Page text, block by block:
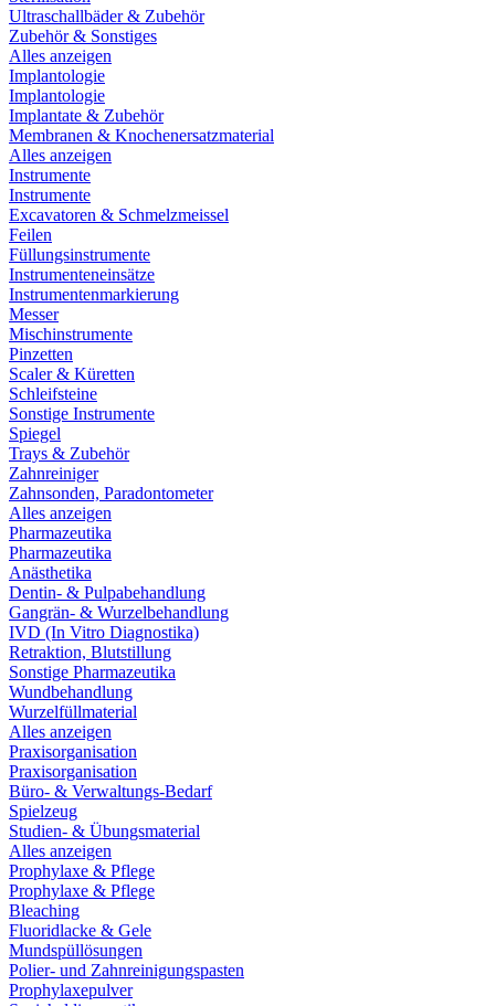
Ultraschallbäder & Zubehör
Zubehör & Sonstiges
Alles anzeigen
Implantologie
Implantologie
Implantate & Zubehör
Membranen & Knochenersatzmaterial
Alles anzeigen
Instrumente
Instrumente
Excavatoren & Schmelzmeissel
Feilen
Füllungsinstrumente
Instrumenteneinsätze
Instrumentenmarkierung
Messer
Mischinstrumente
Pinzetten
Scaler & Küretten
Schleifsteine
Sonstige Instrumente
Spiegel
Trays & Zubehör
Zahnreiniger
Zahnsonden, Paradontometer
Alles anzeigen
Pharmazeutika
Pharmazeutika
Anästhetika
Dentin- & Pulpabehandlung
Gangrän- & Wurzelbehandlung
IVD (In Vitro Diagnostika)
Retraktion, Blutstillung
Sonstige Pharmazeutika
Wundbehandlung
Wurzelfüllmaterial
Alles anzeigen
Praxisorganisation
Praxisorganisation
Büro- & Verwaltungs-Bedarf
Spielzeug
Studien- & Übungsmaterial
Alles anzeigen
Prophylaxe & Pflege
Prophylaxe & Pflege
Bleaching
Fluoridlacke & Gele
Mundspüllösungen
Polier- und Zahnreinigungspasten
Prophylaxepulver